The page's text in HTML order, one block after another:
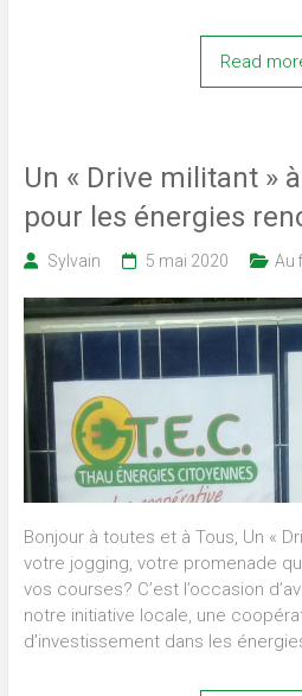
Read
Un « Drive militant »
pour les énergies
Sylvain 5 mai 2020 Au
Bonjour à toutes et à Tous, Un «
votre jogging, votre promenade
vos courses? C’est l’occasion
notre initiative locale, une
d’investissement dans les